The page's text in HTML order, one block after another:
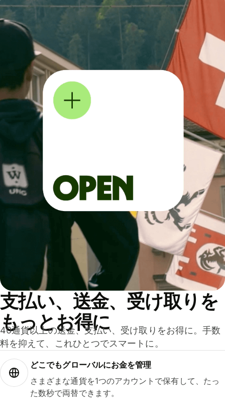
支払い、送金、受け取りを
もっとお得に
40通貨以上の送金、支払い、受け取りをお得に。手数
料を抑えて、これひとつでスマートに。
どこでもグ⁠ロ⁠ー⁠バ⁠ルにお金を管理
さまざまな通貨を1つのアカウントで保有して、たっ
た数秒で両替できます。